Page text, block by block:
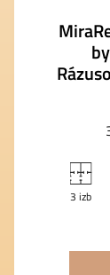
3 izb